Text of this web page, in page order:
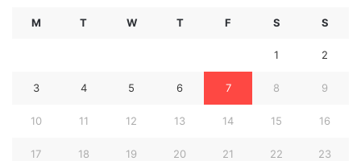
M T W T F S S
1 2
3 4 5 6 7 8 9
10 11 12 13 14 15 16
17 18 19 20 21 22 23